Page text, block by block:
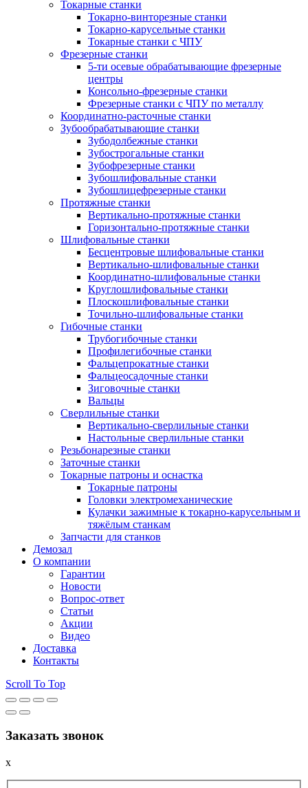
Токарные станки
Токарно-винторезные станки
Токарно-карусельные станки
Токарные станки с ЧПУ
Фрезерные станки
5-ти осевые обрабатывающие фрезерные
центры
Консольно-фрезерные станки
Фрезерные станки с ЧПУ по металлу
Координатно-расточные станки
Зубообрабатывающие станки
Зубодолбежные станки
Зубострогальные станки
Зубофрезерные станки
Зубошлифовальные станки
Зубошлицефрезерные станки
Протяжные станки
Вертикально-протяжные станки
Горизонтально-протяжные станки
Шлифовальные станки
Бесцентровые шлифовальные станки
Вертикально-шлифовальные станки
Координатно-шлифовальные станки
Круглошлифовальные станки
Плоскошлифовальные станки
Точильно-шлифовальные станки
Гибочные станки
Трубогибочные станки
Профилегибочные станки
Фальцепрокатные станки
Фальцеосадочные станки
Зиговочные станки
Вальцы
Сверлильные станки
Вертикально-сверлильные станки
Настольные сверлильные станки
Резьбонарезные станки
Заточные станки
Токарные патроны и оснастка
Токарные патроны
Головки электромеханические
Кулачки зажимные к токарно-карусельным и
тяжёлым станкам
Запчасти для станков
Демозал
О компании
Гарантии
Новости
Вопрос-ответ
Статьи
Акции
Видео
Доставка
Контакты
Scroll To Top
Заказать звонок
x